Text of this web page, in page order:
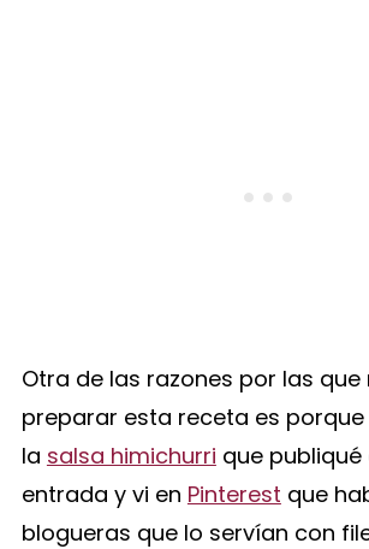
Otra de las razones por las
preparar esta receta es
la salsa himichurri que
entrada y vi en Pinterest que
blogueras que lo servían con